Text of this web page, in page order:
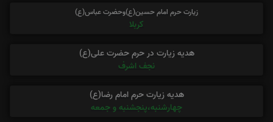
زیارت حرم امام حسین(ع)وحضرت عباس(ع)
کربلا
هدیه زیارت در حرم حضرت علی(ع)
نجف اشرف
هدیه زیارت حرم امام رضا(ع)
چهارشنبه،پنجشنبه و جمعه